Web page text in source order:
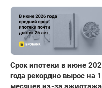
Срок ипотеки в июне
года рекордно вырос на